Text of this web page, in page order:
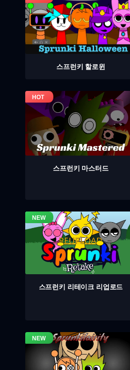
스프런키 할로윈
스프런키 마스터드
스프런키 리테이크 리업로드